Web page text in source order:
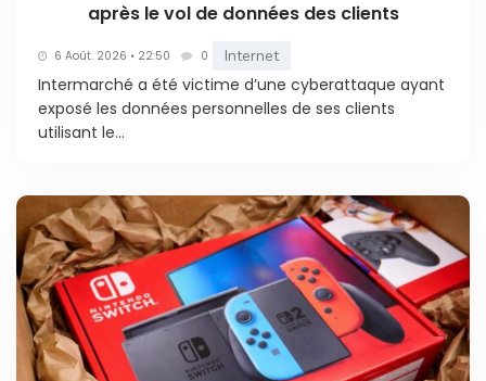
après le vol de données des clients
6 Août. 2026 • 22:50 0 Internet
Intermarché a été victime d’une cyberattaque ayant
exposé les données personnelles de ses clients
utilisant le...